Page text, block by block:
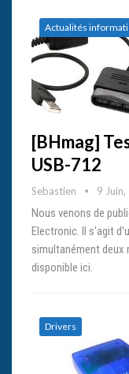
Actualités
[BHmag]
USB-712
Sebastien 9
Nous venons de
Electronic. Il s'agit
simultanément deux
disponible ici.
Drivers